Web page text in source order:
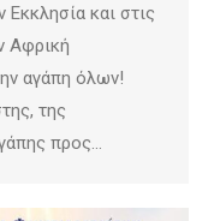
και στις
Αφρική
αγάπη όλων!
της
προς…